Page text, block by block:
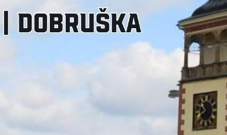
mečbol! Úvodní bod série